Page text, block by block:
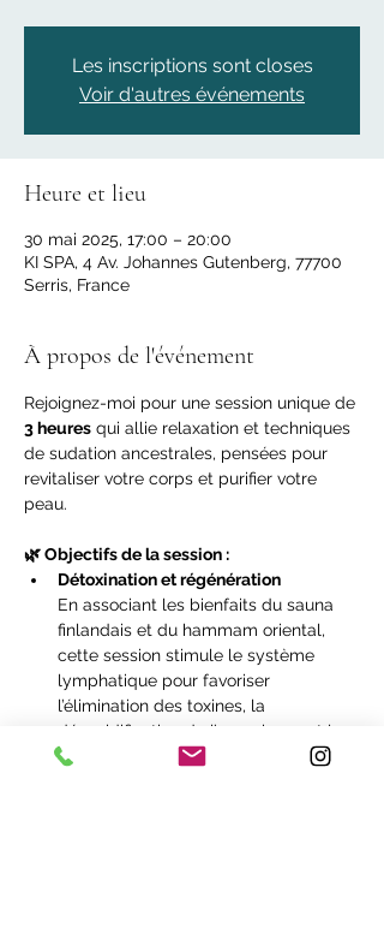
Les inscriptions sont closes
Voir d'autres événements
Heure et lieu
30 mai 2025, 17:00 – 20:00
KI SPA, 4 Av. Johannes Gutenberg, 77700
Serris, France
À propos de l'événement
Rejoignez-moi pour une session unique de
3 heures qui allie relaxation et techniques
de sudation ancestrales, pensées pour
revitaliser votre corps et purifier votre
peau.
🌿 Objectifs de la session :
Détoxination et régénération
En associant les bienfaits du sauna
finlandais et du hammam oriental,
cette session stimule le système
lymphatique pour favoriser
l’élimination des toxines, la
désacidification de l’organisme, et la
récupération musculaire, essentielle